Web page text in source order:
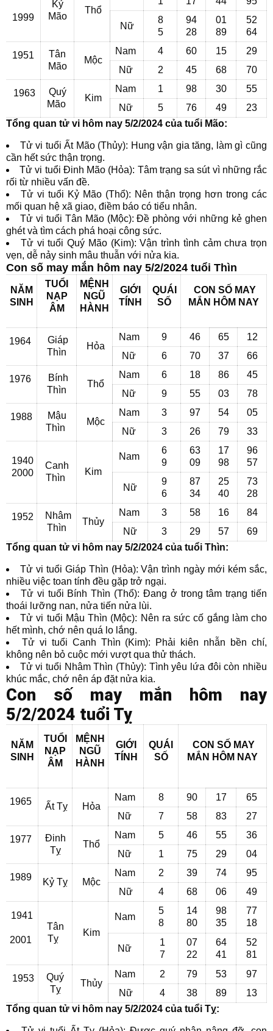
1999
Kỷ
Mão
Thổ
Nữ
8
5
94
28
01
89
52
64
1951
Tân
Mão
Mộc
Nam 4 60 15
29
Nữ
2 45 68 70
1963
Quý
Mão
Kim
Nam 1 98 30
55
Nữ
5 76 49
23
Tổng quan tử vi hôm nay 5/2/2024 của tuổi Mão:
Tử vi tuổi Ất Mão (Thủy): Hung vận gia tăng, làm gì cũng
cần hết sức thận trọng.
Tử vi tuổi Đinh Mão (Hỏa): Tâm trạng sa sút vì những rắc
rối từ nhiều vấn đề.
Tử vi tuổi Kỷ Mão (Thổ): Nên thận trọng hơn trong các
mối quan hệ xã giao, điềm báo có tiểu nhân.
Tử vi tuổi Tân Mão (Mộc): Đề phòng với những kẻ ghen
ghét và tìm cách phá hoại công sức.
Tử vi tuổi Quý Mão (Kim): Vận trình tình cảm chưa trọn
vẹn, dễ nảy sinh mâu thuẫn với nửa kia.
Con số may mắn hôm nay 5/2/2024 tuổi Thìn
NĂM
SINH
TUỔI
NẠP
ÂM
MỆNH
NGŨ
HÀNH
GIỚI
TÍNH
QUÁI
SỐ
CON SỐ MAY
MẮN HÔM NAY
1964
Giáp
Thìn
Hỏa
Nam 9 46 65
12
Nữ
6 70 37 66
1976
Bính
Thìn
Thổ
Nam 6 18 86
45
Nữ
9 55 03 78
1988
Mậu
Thìn
Mộc
Nam 3 97 54
05
Nữ
3 26 79 33
1940
2000
Canh
Thìn
Kim
Nam
6
9
63
09
17
98
96
57
Nữ
9
6
87
34
25
40
73
28
1952
Nhâm
Thìn
Thủy
Nam 3 58 16
84
Nữ
3 29 57
69
Tổng quan tử vi hôm nay 5/2/2024 của tuổi Thìn:
Tử vi tuổi Giáp Thìn (Hỏa): Vận trình ngày mới kém sắc,
nhiều việc toan tính đều gặp trở ngại.
Tử vi tuổi Bính Thìn (Thổ): Đang ở trong tâm trạng tiến
thoái lưỡng nan, nửa tiến nửa lùi.
Tử vi tuổi Mậu Thìn (Mộc): Nên ra sức cố gắng làm cho
hết mình, chớ nên quá lo lắng.
Tử vi tuổi Canh Thìn (Kim): Phải kiên nhẫn bền chí,
không nên bỏ cuộc mới vượt qua thử thách.
Tử vi tuổi Nhâm Thìn (Thủy): Tình yêu lứa đôi còn nhiều
khúc mắc, chớ nên áp đặt nửa kia.
Con số may mắn hôm nay
5/2/2024 tuổi Tỵ
NĂM
SINH
TUỔI
NẠP
ÂM
MỆNH
NGŨ
HÀNH
GIỚI
TÍNH
QUÁI
SỐ
CON SỐ MAY
MẮN HÔM NAY
1965 Ất Tỵ Hỏa
Nam 8 90 17
65
Nữ
7 58 83 27
1977
Đinh
Tỵ
Thổ
Nam 5 46 55
36
Nữ
1 75 29 04
1989 Kỷ Tỵ Mộc
Nam 2 39 74
95
Nữ
4 68 06 49
1941
2001
Tân
Tỵ
Kim
Nam
5
8
14
80
98
35
77
18
Nữ
1
7
07
22
64
41
52
81
1953
Quý
Tỵ
Thủy
Nam 2 79 53
97
Nữ
4 38 89
13
Tổng quan tử vi hôm nay 5/2/2024 của tuổi Tỵ: